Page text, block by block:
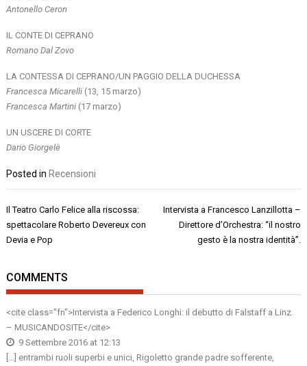
Antonello Ceron
IL CONTE DI CEPRANO
Romano Dal Zovo
LA CONTESSA DI CEPRANO/UN PAGGIO DELLA DUCHESSA
Francesca Micarelli (13, 15 marzo)
Francesca Martini (17 marzo)
UN USCERE DI CORTE
Dario Giorgelè
Posted in Recensioni
Navigazione
articoli
Il Teatro Carlo Felice alla riscossa:
spettacolare Roberto Devereux con
Devia e Pop
Intervista a Francesco Lanzillotta –
Direttore d’Orchestra: “il nostro
gesto è la nostra identità”.
COMMENTS
<cite class="fn">Intervista a Federico Longhi: il debutto di Falstaff a Linz.
– MUSICANDOSITE</cite>
9 Settembre 2016 at 12:13
[…] entrambi ruoli superbi e unici, Rigoletto grande padre sofferente,